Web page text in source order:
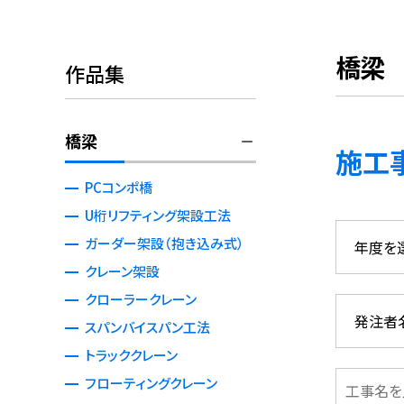
作品集
橋梁
PCコンポ橋
U桁リフティング架設工法
ガーダー架設（抱き込み式）
クレーン架設
クローラークレーン
スパンバイスパン工法
トラッククレーン
フローティングクレーン
橋梁
施工